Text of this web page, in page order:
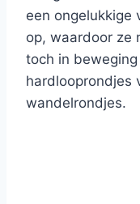
een ongelukkige
op, waardoor ze
toch in
hardlooprondjes
wandelrondjes.